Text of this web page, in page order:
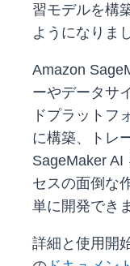
習モデルを構
ようになりま
Amazon
ーやデータサ
ドプラットフ
に構築、トレ
SageMaker AI
セスの面倒な
単に開発でき
詳細と使用開